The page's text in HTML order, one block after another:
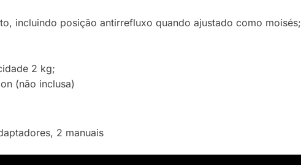
incluindo posição antirrefluxo quando ajustado como moisés;
2 kg;
(não inclusa)
2 manuais